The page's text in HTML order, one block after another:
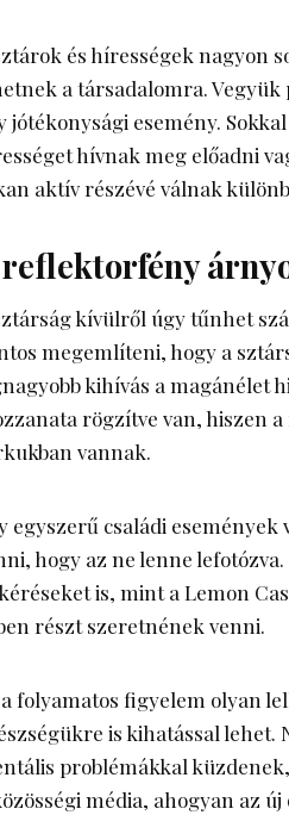
és hírességek nagyon
a társadalomra.
jótékonysági esemény.
hívnak meg előadni
aktív részévé válnak
kívülről úgy tűnhet
megemlíteni, hogy a
kihívás a magánélet
rögzítve van, hiszen
vannak.
egyszerű családi
hogy az ne lenne
is, mint a Lemon
részt szeretnének venni.
folyamatos figyelem olyan
is kihatással
problémákkal
média, ahogyan az